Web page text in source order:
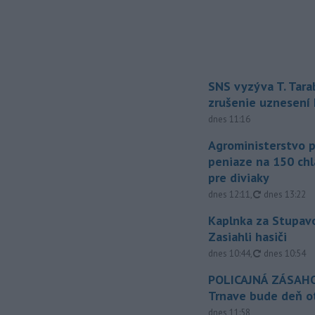
SNS vyzýva T.
zrušenie uznesení
dnes 11:16
Agroministerstvo
peniaze na 150
pre diviaky
dnes 12:11, aktualizované
dnes 13:22
Kaplnka za
Zasiahli hasiči
dnes 10:44, aktualizované
dnes 10:54
POLICAJNÁ
Trnave bude deň
dnes 11:58